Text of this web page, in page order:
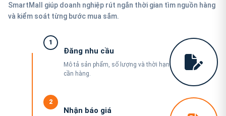
SmartMall giúp doanh nghiệp rút ngắn thời gian tìm nguồn hàng
và kiểm soát từng bước mua sắm.
1
Đăng nhu cầu
Mô tả sản phẩm, số lượng và thời hạn
cần hàng.
2
Nhận báo giá